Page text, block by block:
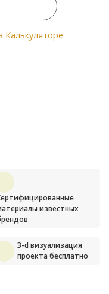
Калькуляторе
известных
3-d визуализация
проекта бесплатно